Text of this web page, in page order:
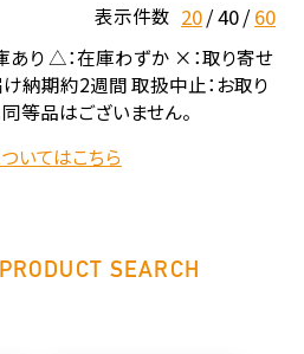
表示件数 20 40 60
り △：在庫わずか ×：取り寄せ
納期約2週間 取扱中止：お取り
等品はございません。
いてはこちら
PRODUCT SEARCH